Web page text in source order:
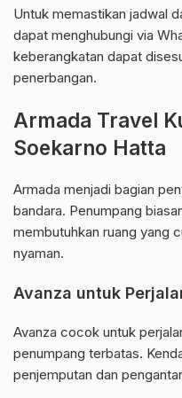
Untuk memastikan jadwal
dapat menghubungi via
keberangkatan dapat
penerbangan.
Armada Travel
Soekarno Hatta
Armada menjadi bagian
bandara. Penumpang
membutuhkan ruang yang
nyaman.
Avanza untuk
Avanza cocok untuk
penumpang terbatas.
penjemputan dan